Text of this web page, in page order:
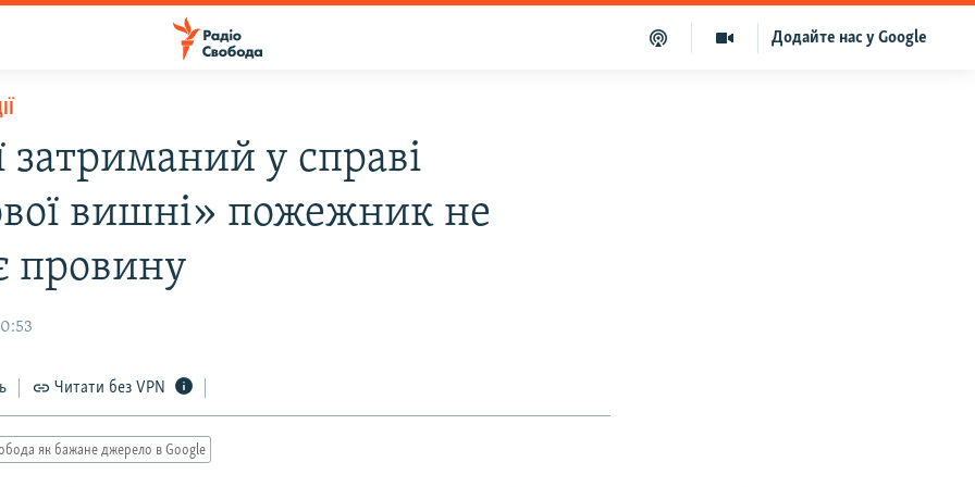
Додайте нас у Google
затриманий у справі
вишні» пожежник не
провину
Читати без VPN
як бажане джерело в Google